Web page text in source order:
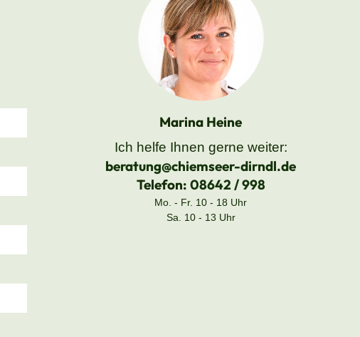
Marina Heine
Ich helfe Ihnen gerne weiter:
beratung@chiemseer-dirndl.de
Telefon: 08642 / 998
Mo. - Fr. 10 - 18 Uhr
Sa. 10 - 13 Uhr